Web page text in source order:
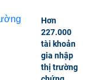
Hơn
227.000
tài khoản
gia nhập
thị trường